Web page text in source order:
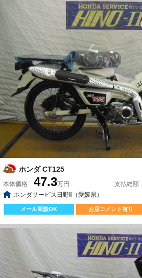
ホンダ CT125
本体価格 47.3万円 支払総額
ホンダサービス日野Ⅱ（愛媛県）
メール商談OK お店コメント有り